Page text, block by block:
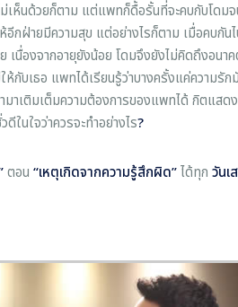
ม่เห็นด้วยก็ตาม แต่แพทก็ดื้อรั้นที่จะคบกับโดม
กฝ่ายมีความสุข แต่อย่างไรก็ตาม เมื่อคบกั
เนื่องจากอายุยังน้อย โดมจึงยังไม่คิดถึงอนา
ห้กับเธอ แพทได้เรียนรู้ว่าบางครั้งแค่ความ
มาเติมเต็มความต้องการของแพทได้ กิตแส
นใจว่าควรจะทำอย่างไร?
ตอน “เหตุเกิดจากความรู้สึกผิด”ได้ทุก วันเ